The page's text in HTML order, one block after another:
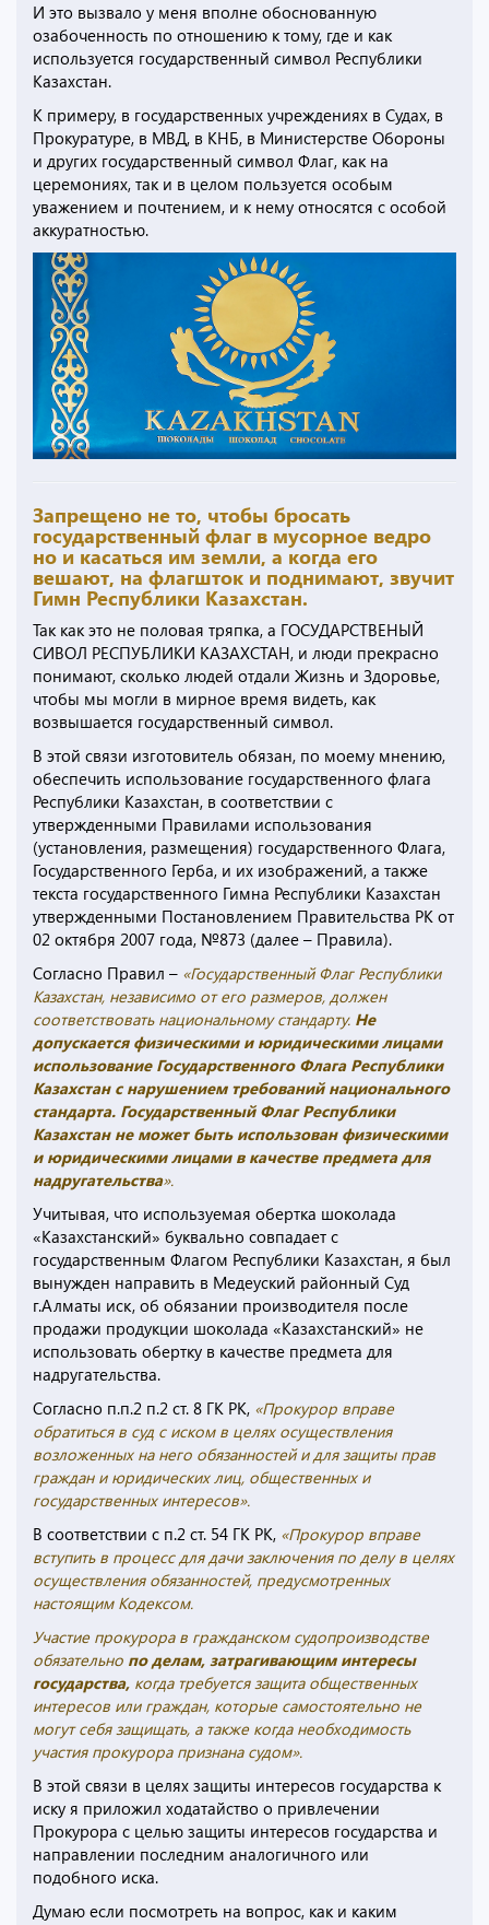
И это вызвало у меня вполне обоснованную
озабоченность по отношению к тому, где и как
используется государственный символ Республики
Казахстан.
К примеру, в государственных учреждениях в Судах, в
Прокуратуре, в МВД, в КНБ, в Министерстве Обороны
и других государственный символ Флаг, как на
церемониях, так и в целом пользуется особым
уважением и почтением, и к нему относятся с особой
аккуратностью.
Запрещено не то, чтобы бросать
государственный флаг в мусорное ведро
но и касаться им земли, а когда его
вешают, на флагшток и поднимают, звучит
Гимн Республики Казахстан.
Так как это не половая тряпка, а ГОСУДАРСТВЕНЫЙ
СИВОЛ РЕСПУБЛИКИ КАЗАХСТАН, и люди прекрасно
понимают, сколько людей отдали Жизнь и Здоровье,
чтобы мы могли в мирное время видеть, как
возвышается государственный символ.
В этой связи изготовитель обязан, по моему мнению,
обеспечить использование государственного флага
Республики Казахстан, в соответствии с
утвержденными Правилами использования
(установления, размещения) государственного Флага,
Государственного Герба, и их изображений, а также
текста государственного Гимна Республики Казахстан
утвержденными Постановлением Правительства РК от
02 октября 2007 года, №873 (далее – Правила).
Согласно Правил – «Государственный Флаг Республики
Казахстан, независимо от его размеров, должен
соответствовать национальному стандарту. Не
допускается физическими и юридическими лицами
использование Государственного Флага Республики
Казахстан с нарушением требований национального
стандарта. Государственный Флаг Республики
Казахстан не может быть использован физическими
и юридическими лицами в качестве предмета для
надругательства».
Учитывая, что используемая обертка шоколада
«Казахстанский» буквально совпадает с
государственным Флагом Республики Казахстан, я был
вынужден направить в Медеуский районный Суд
г.Алматы иск, об обязании производителя после
продажи продукции шоколада «Казахстанский» не
использовать обертку в качестве предмета для
надругательства.
Согласно п.п.2 п.2 ст. 8 ГК РК, «Прокурор вправе
обратиться в суд с иском в целях осуществления
возложенных на него обязанностей и для защиты прав
граждан и юридических лиц, общественных и
государственных интересов».
В соответствии с п.2 ст. 54 ГК РК, «Прокурор вправе
вступить в процесс для дачи заключения по делу в целях
осуществления обязанностей, предусмотренных
настоящим Кодексом.
Участие прокурора в гражданском судопроизводстве
обязательно по делам, затрагивающим интересы
государства, когда требуется защита общественных
интересов или граждан, которые самостоятельно не
могут себя защищать, а также когда необходимость
участия прокурора признана судом».
В этой связи в целях защиты интересов государства к
иску я приложил ходатайство о привлечении
Прокурора с целью защиты интересов государства и
направлении последним аналогичного или
подобного иска.
Думаю если посмотреть на вопрос, как и каким